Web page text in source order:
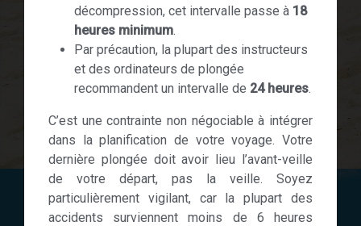
décompression, cet intervalle passe à 18
heures minimum.
Par précaution, la plupart des instructeurs
et des ordinateurs de plongée
recommandent un intervalle de 24 heures.
C’est une contrainte non négociable à intégrer
dans la planification de votre voyage. Votre
dernière plongée doit avoir lieu l’avant-veille
de votre départ, pas la veille. Soyez
particulièrement vigilant, car la plupart des
accidents surviennent moins de 6 heures